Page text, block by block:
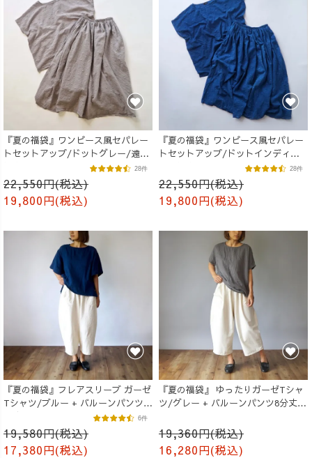
『夏の福袋』ワンピース風セパレー
トセットアップ/ドットグレー/遠州
22,550円(税込)
19,800円(税込)
28件
『夏の福袋』ワンピース風セパレー
トセットアップ/ドットインディゴ/
22,550円(税込)
19,800円(税込)
28件
『夏の福袋』フレアスリーブ ガーゼ
Tシャツ/ブルー + バルーンパンツ8
分丈/生成り
19,580円(税込)
17,380円(税込)
6件
『夏の福袋』 ゆったりガーゼTシャ
ツ/グレー + バルーンパンツ8分丈/
19,360円(税込)
16,280円(税込)